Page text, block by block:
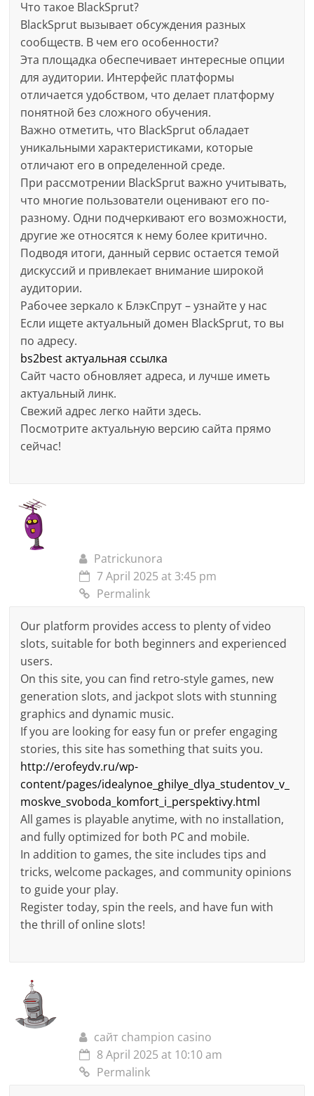
Что такое BlackSprut?
BlackSprut вызывает обсуждения разных
сообществ. В чем его особенности?
Эта площадка обеспечивает интересные опции
для аудитории. Интерфейс платформы
отличается удобством, что делает платформу
понятной без сложного обучения.
Важно отметить, что BlackSprut обладает
уникальными характеристиками, которые
отличают его в определенной среде.
При рассмотрении BlackSprut важно учитывать,
что многие пользователи оценивают его по-
разному. Одни подчеркивают его возможности,
другие же относятся к нему более критично.
Подводя итоги, данный сервис остается темой
дискуссий и привлекает внимание широкой
аудитории.
Рабочее зеркало к БлэкСпрут – узнайте у нас
Если ищете актуальный домен BlackSprut, то вы
по адресу.
bs2best актуальная ссылка
Сайт часто обновляет адреса, и лучше иметь
актуальный линк.
Свежий адрес легко найти здесь.
Посмотрите актуальную версию сайта прямо
сейчас!
Patrickunora
7 April 2025 at 3:45 pm
Permalink
Our platform provides access to plenty of video
slots, suitable for both beginners and experienced
users.
On this site, you can find retro-style games, new
generation slots, and jackpot slots with stunning
graphics and dynamic music.
If you are looking for easy fun or prefer engaging
stories, this site has something that suits you.
http://erofeydv.ru/wp-
content/pages/idealynoe_ghilye_dlya_studentov_v_
moskve_svoboda_komfort_i_perspektivy.html
All games is playable anytime, with no installation,
and fully optimized for both PC and mobile.
In addition to games, the site includes tips and
tricks, welcome packages, and community opinions
to guide your play.
Register today, spin the reels, and have fun with
the thrill of online slots!
сайт champion casino
8 April 2025 at 10:10 am
Permalink